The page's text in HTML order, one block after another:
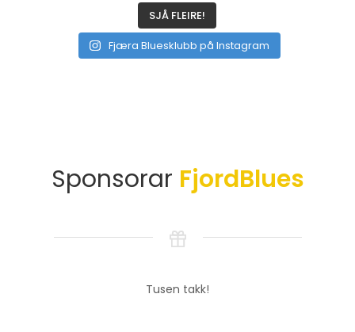
SJÅ FLEIRE!
Fjæra Bluesklubb på Instagram
Sponsorar FjordBlues
Tusen takk!